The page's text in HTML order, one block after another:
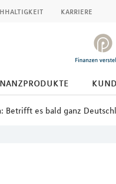
karriere
Betrifft es bald ganz